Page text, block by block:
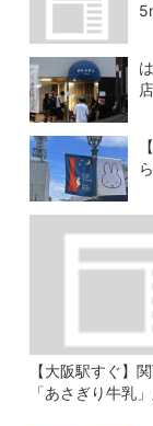
【大阪駅すぐ】
「あさぎり牛乳
クリームが進化